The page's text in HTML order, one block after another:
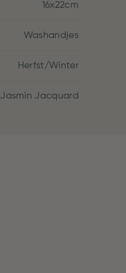
16x22cm
Washandjes
Herfst/Winter
Jasmin Jacquard